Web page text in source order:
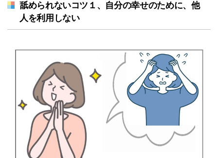
舐められないコツ１、自分の幸せのために、他
人を利用しない